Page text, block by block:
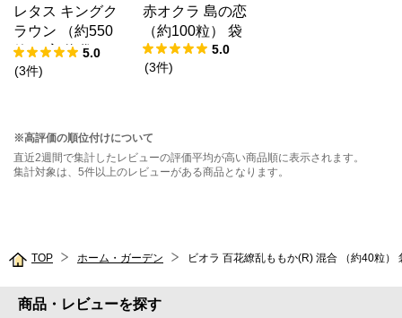
レタス キングク
ラウン （約550
粒） 実咲 袋5.0
(3件)
赤オクラ 島の恋
（約100粒） 袋
5.0
(3件)
※高評価の順位付けについて
直近2週間で集計したレビューの評価平均が高い商品順に表示されます。
集計対象は、5件以上のレビューがある商品となります。
TOP ホーム・ガーデン ビオラ 百花繚乱ももか(R) 混合 （約40粒）
商品・レビューを探す